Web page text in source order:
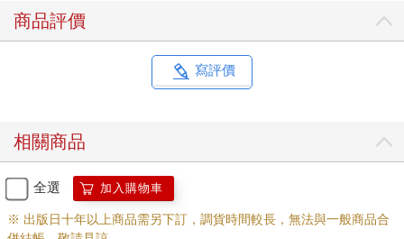
瞌睡，慘遭媒體的痛修理。
著蒼桑和風霜，如同在鏡子裡看到的自己的臉孔。過了城門便是
住宅區，歷史中的羅馬城指的是城牆內的舊城區，看起來不會在
由此左轉，走呀走地居然到了十一月大街，抬起頭赫然發現燈光
照射中的圖雷真市場廢墟。
這個市場興建於西元二世紀，羅馬市民日常交易和休閒的地方，
如今用鐵欄杆圈住，防止半夜睡不著覺的觀光客闖進去破壞古
商品評價
寫評價
相關商品
全選 加入購物車
※ 出版日十年以上商品需另下訂，調貨時間較長，無法與一般商品合